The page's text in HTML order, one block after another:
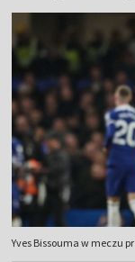
Yves Bissouma w meczu